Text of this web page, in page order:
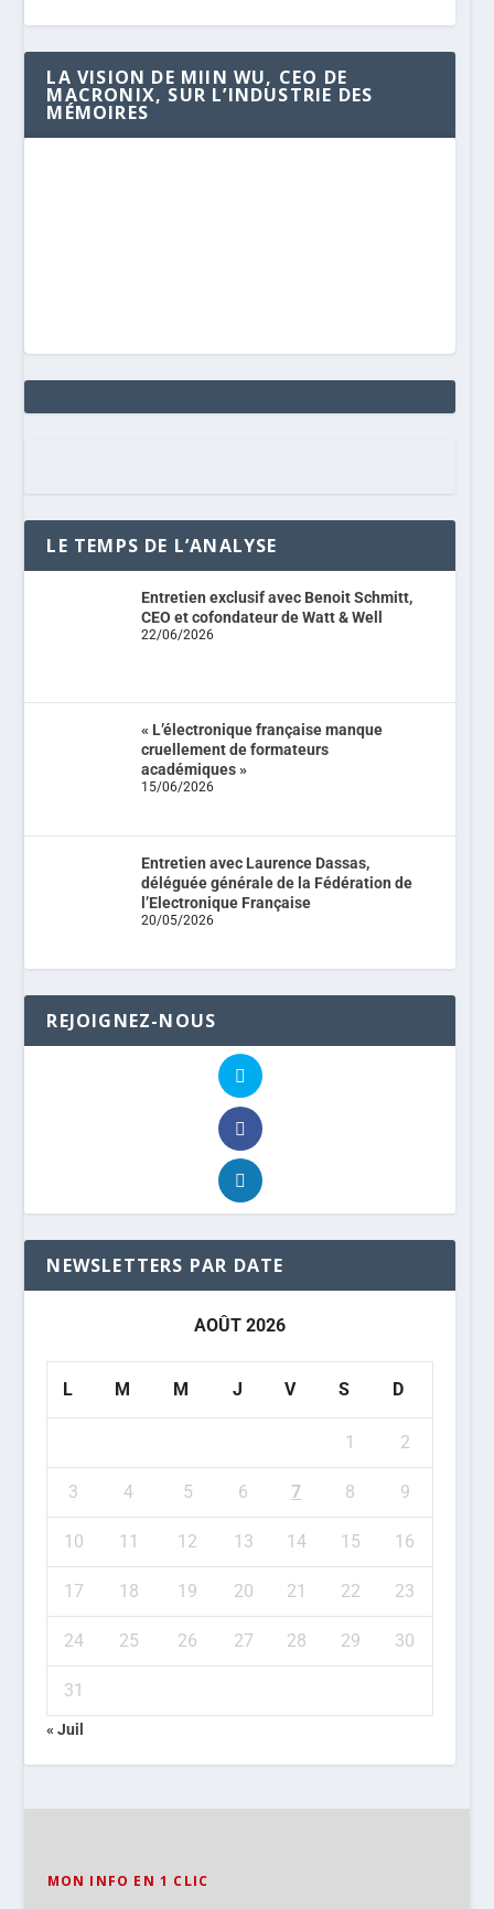
LA VISION DE MIIN WU, CEO DE
MACRONIX, SUR L’INDUSTRIE DES
MÉMOIRES
LE TEMPS DE L’ANALYSE
Entretien exclusif avec Benoit Schmitt,
CEO et cofondateur de Watt & Well
22/06/2026
« L’électronique française manque
cruellement de formateurs
académiques »
15/06/2026
Entretien avec Laurence Dassas,
déléguée générale de la Fédération de
l’Electronique Française
20/05/2026
REJOIGNEZ-NOUS
NEWSLETTERS PAR DATE
AOÛT 2026
L M M J V S D
1 2
3 4 5 6 7 8 9
10 11 12 13 14 15 16
17 18 19 20 21 22 23
24 25 26 27 28 29 30
31
« Juil
MON INFO EN 1 CLIC